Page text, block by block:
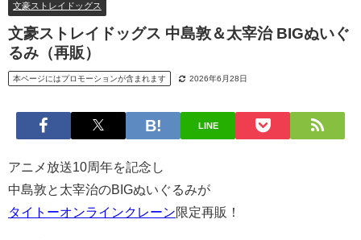
文豪ストレイドッグス
文豪ストレイドッグス 中島敦＆太宰治 BIGぬいぐ
るみ（再販）
本ページにはプロモーションが含まれます 2026年6月28日
LINE
アニメ放送10周年を記念し
中島敦と太宰治のBIGぬいぐるみが
タイトーオンラインクレーン限定再販！